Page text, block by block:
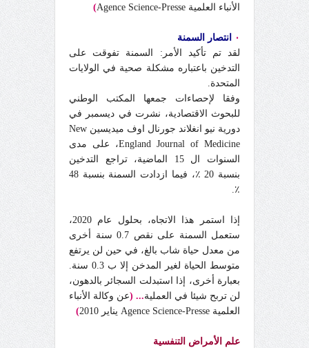
الأنباء العلمية Agence Science-Presse
)
٠
انتصار السمنة
لقد تم تأكيد الأمر: السمنة تفوقت على
التدخين باعتباره مشكلة صحية في الولايات
المتحدة.
وفقا لإحصاءات جمعها المكتب الوطني
للبحوث الاقتصادية، نشرت في ديسمبر في
دورية نيو انغلاند جورنال اوف ميديسين New
England Journal of Medicine، على مدى
السنوات ال 15 الماضية، تراجع التدخين
بنسبة 20 ٪، فيما ازدادت السمنة بنسبة 48
٪.
إذا استمر هذا الاتجاه، بحلول عام 2020،
ستعمل السمنة على نقص 0.7 سنة أخرى
من معدل حياة شاب بالغ، في حين لن يرتفع
متوسط الحياة لغير المدخن إلا ب 0.3 سنة.
بعبارة أخرى، إذا استبدلت السجائر بالدهون،
لن تربح شيئا في العملية... (عن وكالة الأنباء
العلمية Agence Science-Presse يناير 2010
)
علم الأمراض التنفسية